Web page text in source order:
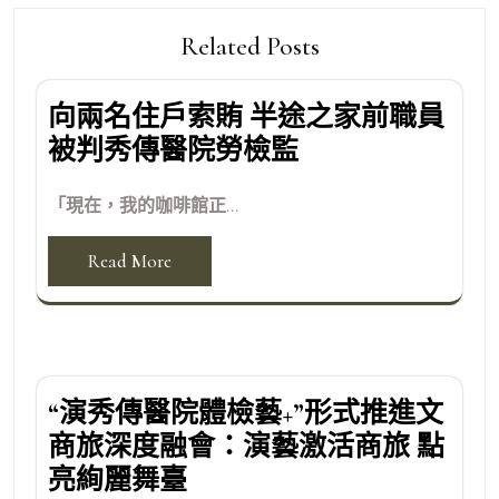
Related Posts
向兩名住戶索賄 半途之家前職員
被判秀傳醫院勞檢監
「現在，我的咖啡館正...
Read More
“演秀傳醫院體檢藝+”形式推進文
商旅深度融會：演藝激活商旅 點
亮絢麗舞臺